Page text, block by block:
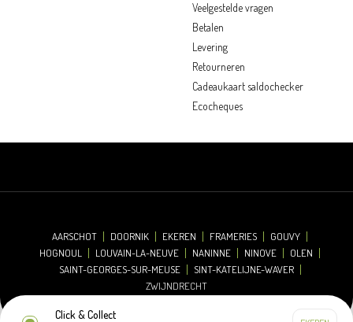
Click & Collect
Veelgestelde vragen
Betalen
Levering
Retourneren
Cadeaukaart saldochecker
Ecocheques
AARSCHOT DOORNIK EKEREN FRAMERIES
GOUVY
HOGNOUL
LOUVAIN-LA-NEUVE NANINNE NINOVE
OLEN
SAINT-GEORGES-SUR-MEUSE
SINT-KATELIJNE-WAVER
ZWIJNDRECHT